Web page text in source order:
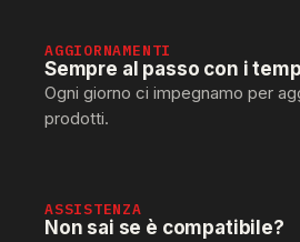
AGGIORNAMENTI
Sempre al passo con i
Ogni giorno ci impegnamo per
prodotti.
ASSISTENZA
Non sai se è compatibile?